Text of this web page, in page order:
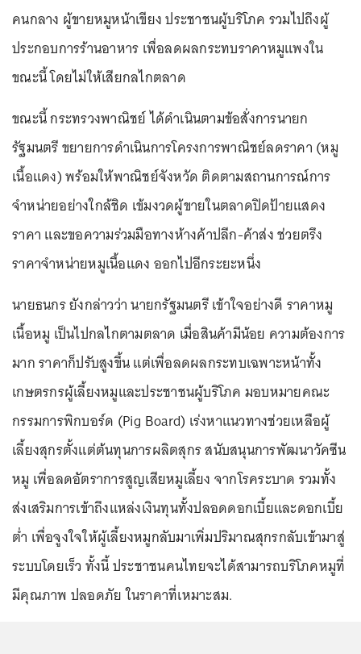
คนกลาง ผู้ขายหมูหน้าเขียง ประชาชนผู้บริโภค รวมไปถึงผู้
ประกอบการร้านอาหาร เพื่อลดผลกระทบราคาหมูแพงใน
ขณะนี้ โดยไม่ให้เสียกลไกตลาด
ขณะนี้ กระทรวงพาณิชย์ ได้ดำเนินตามข้อสั่งการนายก
รัฐมนตรี ขยายการดำเนินการโครงการพาณิชย์ลดราคา (หมู
เนื้อแดง) พร้อมให้พาณิชย์จังหวัด ติดตามสถานการณ์การ
จำหน่ายอย่างใกล้ชิด เข้มงวดผู้ขายในตลาดปิดป้ายแสดง
ราคา และขอความร่วมมือทางห้างค้าปลีก-ค้าส่ง ช่วยตรึง
ราคาจำหน่ายหมูเนื้อแดง ออกไปอีกระยะหนึ่ง
นายธนกร ยังกล่าวว่า นายกรัฐมนตรี เข้าใจอย่างดี ราคาหมู
เนื้อหมู เป็นไปกลไกตามตลาด เมื่อสินค้ามีน้อย ความต้องการ
มาก ราคาก็ปรับสูงขึ้น แต่เพื่อลดผลกระทบเฉพาะหน้าทั้ง
เกษตรกรผู้เลี้ยงหมูและประชาชนผู้บริโภค มอบหมายคณะ
กรรมการพิกบอร์ด (Pig Board) เร่งหาแนวทางช่วยเหลือผู้
เลี้ยงสุกรตั้งแต่ต้นทุนการผลิตสุกร สนับสนุนการพัฒนาวัคซีน
หมู เพื่อลดอัตราการสูญเสียหมูเลี้ยง จากโรคระบาด รวมทั้ง
ส่งเสริมการเข้าถึงแหล่งเงินทุนทั้งปลอดดอกเบี้ยและดอกเบี้ย
ต่ำ เพื่อจูงใจให้ผู้เลี้ยงหมูกลับมาเพิ่มปริมาณสุกรกลับเข้ามาสู่
ระบบโดยเร็ว ทั้งนี้ ประชาชนคนไทยจะได้สามารถบริโภคหมูที่
มีคุณภาพ ปลอดภัย ในราคาที่เหมาะสม.